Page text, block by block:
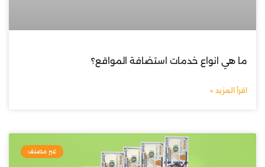
ما هي انواع خدمات استضافة المواقع؟
اقرأ المزيد »
غير مصنف